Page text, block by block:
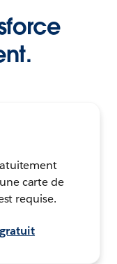
carte de
requise.